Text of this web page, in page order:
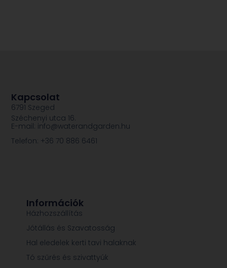
Információk
Házhozszállítás
Jótállás és Szavatosság
Hal eledelek kerti tavi halaknak
Tó szűrés és szivattyúk
Kapcsolat
6791 Szeged
Széchenyi utca 16.
E-mail: info@waterandgarden.hu
Telefon: +36 70 886 6461